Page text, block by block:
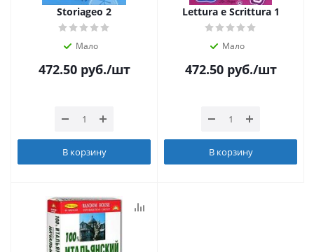
Storiageo 2
Мало
472.50руб./шт
В корзину
Lettura e Scrittura 1
Мало
472.50руб./шт
В корзину